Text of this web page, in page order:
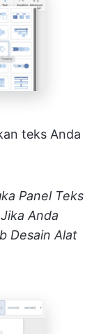
teks Anda
Panel Teks
Anda
Desain Alat